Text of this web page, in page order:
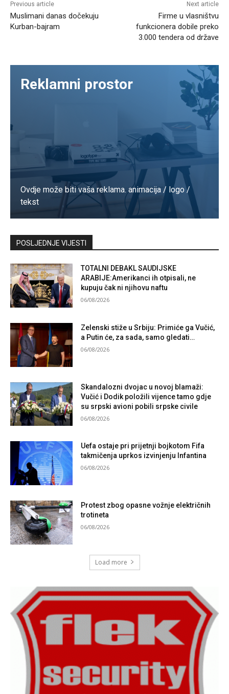
Previous article
Muslimani danas dočekuju
Kurban-bajram
Next article
Firme u vlasništvu
funkcionera dobile preko
3.000 tendera od države
Reklamni prostor
Ovdje može biti vaša reklama. animacija / logo /
tekst
Kontaktirajte nas
POSLJEDNJE VIJESTI
TOTALNI DEBAKL SAUDIJSKE
ARABIJE:Amerikanci ih otpisali, ne
kupuju čak ni njihovu naftu
06/08/2026
Zelenski stiže u Srbiju: Primiće ga Vučić,
a Putin će, za sada, samo gledati…
06/08/2026
Skandalozni dvojac u novoj blamaži:
Vučić i Dodik položili vijence tamo gdje
su srpski avioni pobili srpske civile
06/08/2026
Uefa ostaje pri prijetnji bojkotom Fifa
takmičenja uprkos izvinjenju Infantina
06/08/2026
Protest zbog opasne vožnje električnih
trotineta
06/08/2026
Load more